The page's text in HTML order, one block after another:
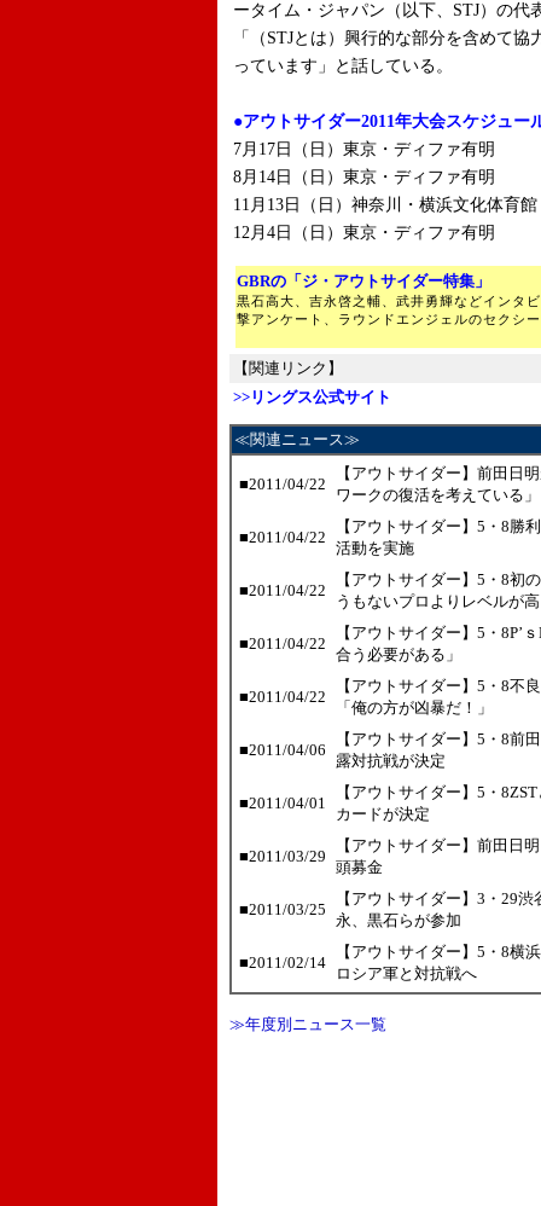
ータイム・ジャパン（以下、STJ）の代
「（STJとは）興行的な部分を含めて
っています」と話している。
●アウトサイダー2011年大会スケジュー
7月17日（日）東京・ディファ有明
8月14日（日）東京・ディファ有明
11月13日（日）神奈川・横浜文化体育館
12月4日（日）東京・ディファ有明
GBRの「ジ・アウトサイダー特集」
黒石高大、吉永啓之輔、武井勇輝などインタ
撃アンケート、ラウンドエンジェルのセクシ
【関連リンク】
>>リングス公式サイト
≪関連ニュース≫
■2011/04/22
【アウトサイダー】前田日
ワークの復活を考えている」
■2011/04/22
【アウトサイダー】5・8勝
活動を実施
■2011/04/22
【アウトサイダー】5・8初
うもないプロよりレベルが
■2011/04/22
【アウトサイダー】5・8P’
合う必要がある」
■2011/04/22
【アウトサイダー】5・8不
「俺の方が凶暴だ！」
■2011/04/06
【アウトサイダー】5・8前
露対抗戦が決定
■2011/04/01
【アウトサイダー】5・
カードが決定
■2011/03/29
【アウトサイダー】前田日
頭募金
■2011/03/25
【アウトサイダー】3・29
永、黒石らが参加
■2011/02/14
【アウトサイダー】5・8横
ロシア軍と対抗戦へ
≫年度別ニュース一覧